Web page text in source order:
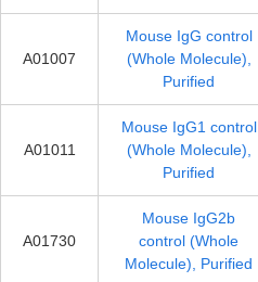
A01007
Mouse IgG control
(Whole Molecule),
Purified
A01011
Mouse IgG1 control
(Whole Molecule),
Purified
A01730
Mouse IgG2b
control (Whole
Molecule), Purified